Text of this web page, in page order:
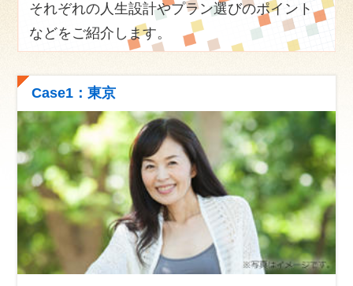
それぞれの人生設計やプラン選びのポイント
などをご紹介します。
Case1：東京